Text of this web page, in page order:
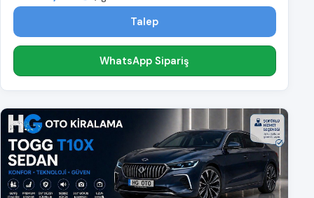
Talep
WhatsApp Sipariş